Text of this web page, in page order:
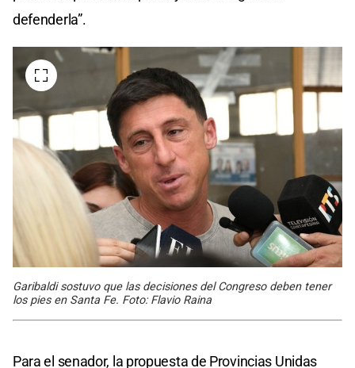
defenderla”.
Garibaldi sostuvo que las decisiones del Congreso deben tener
los pies en Santa Fe. Foto: Flavio Raina
Para el senador, la propuesta de Provincias Unidas